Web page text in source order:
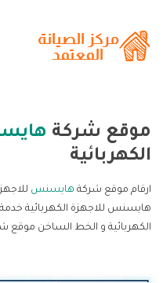
موقع شركة
الكهربائية
ارقام موقع شركة هايسنس
هايسنس للاجهزة الكهربائية
الكهربائية و الخط الساخن موقع